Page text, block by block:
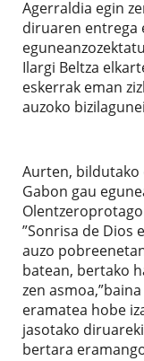
Agerraldia egin
diruaren entrega
Ilargi Beltza
eskerrak eman
auzoko
Aurten,
Gabon gau
”Sonrisa de Dios
auzo
batean, bertako
zen
eramatea hobe
jasotako
bertara